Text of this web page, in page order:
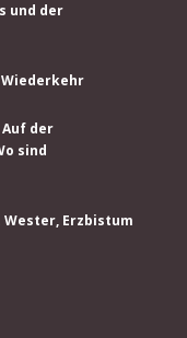
und der
Wiederkehr
Auf der
sind
Wester, Erzbistum